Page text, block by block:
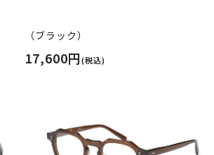
（ブラック）
17,600円(税込)